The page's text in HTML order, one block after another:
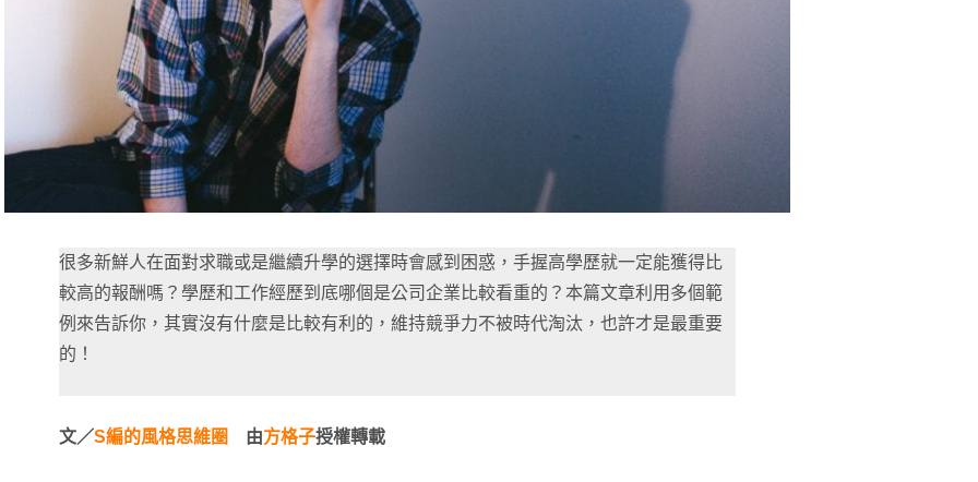
很多新鮮人在面對求職或是繼續升學的選擇時會感到困惑，手握高學歷就一定能獲得比
較高的報酬嗎？學歷和工作經歷到底哪個是公司企業比較看重的？本篇文章利用多個範
例來告訴你，其實沒有什麼是比較有利的，維持競爭力不被時代淘汰，也許才是最重要
的！
文／S編的風格思維圈 由方格子授權轉載